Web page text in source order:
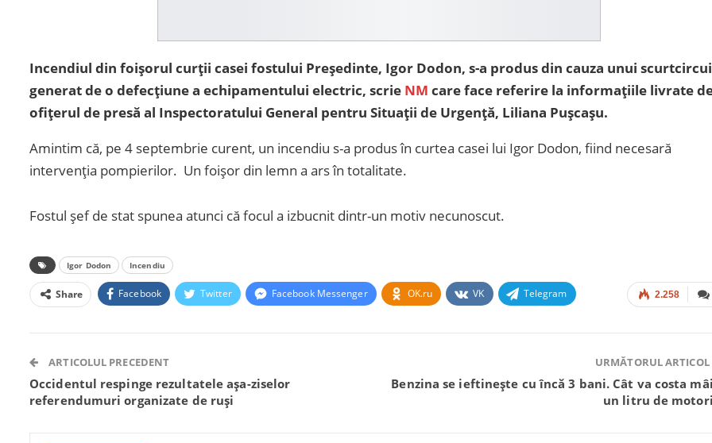
Incendiul din foișorul curții casei fostului Președinte, Igor Dodon, s-a produs din cauza unui
generat de o defecțiune a echipamentului electric, scrie NM care face referire la informațiile livrate
ofițerul de presă al Inspectoratului General pentru Situații de Urgență, Liliana Pușcașu.
Amintim că, pe 4 septembrie curent, un incendiu s-a produs în curtea casei lui Igor Dodon, fiind necesară
intervenția pompierilor. Un foișor din lemn a ars în totalitate.
Fostul șef de stat spunea atunci că focul a izbucnit dintr-un motiv necunoscut.
Igor Dodon Incendiu
2.258
Share Facebook Twitter Facebook Messenger OK.ru VK Telegram
ARTICOLUL PRECEDENT
Occidentul respinge rezultatele așa-ziselor
referendumuri organizate de ruși
URMĂTORUL ARTICOL
Benzina se ieftinește cu încă 3 bani. Cât va costa
un litru de